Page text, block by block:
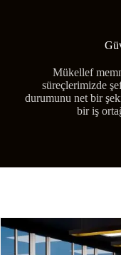
Mükellef
süreçlerimizde
durumunu net bir
bir iş